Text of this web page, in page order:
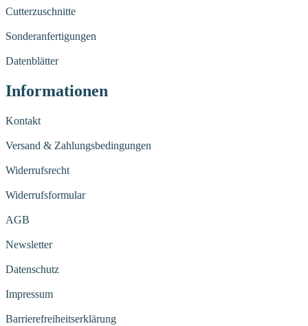
Cutterzuschnitte
Sonderanfertigungen
Datenblätter
Informationen
Kontakt
Versand & Zahlungsbedingungen
Widerrufsrecht
Widerrufsformular
AGB
Newsletter
Datenschutz
Impressum
Barrierefreiheitserklärung